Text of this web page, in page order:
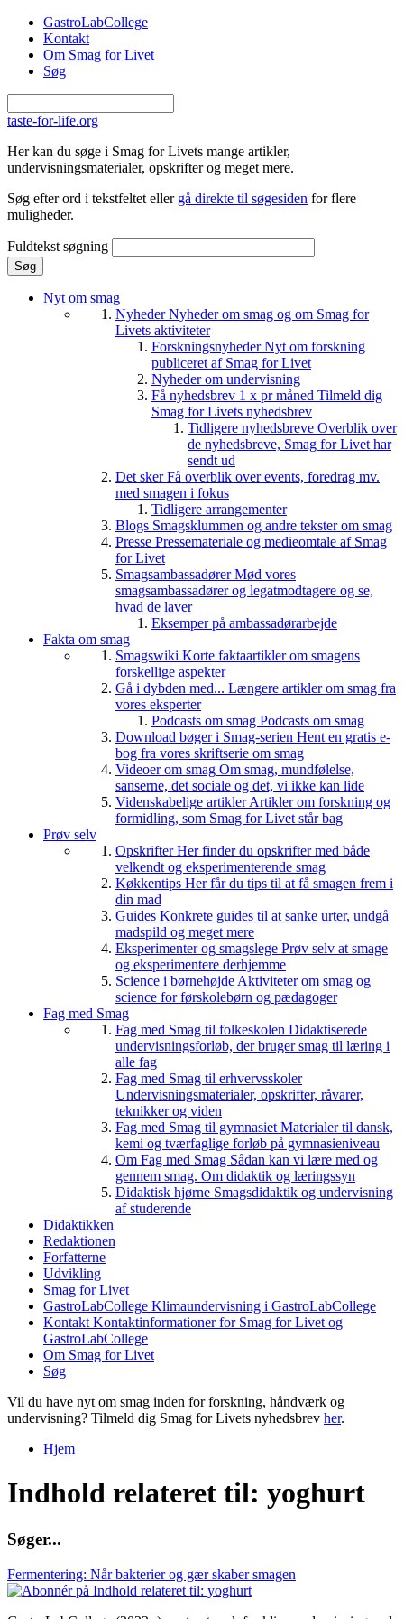
Gå til hovedindhold
GastroLabCollege
Kontakt
Om Smag for Livet
Søg
taste-for-life.org
Her kan du søge i Smag for Livets mange artikler,
undervisningsmaterialer, opskrifter og meget mere.
Søg efter ord i tekstfeltet eller gå direkte til søgesiden for flere
muligheder.
Fuldtekst søgning
Nyt om smag
NyhederNyheder om smag og om Smag for
Livets aktiviteter
ForskningsnyhederNyt om forskning
publiceret af Smag for Livet
Nyheder om undervisning
Få nyhedsbrev 1 x pr måned Tilmeld dig
Smag for Livets nyhedsbrev
Tidligere nyhedsbreve Overblik over
de nyhedsbreve, Smag for Livet har
sendt ud
Det skerFå overblik over events, foredrag mv.
med smagen i fokus
Tidligere arrangementer
Blogs Smagsklummen og andre tekster om smag
Presse Pressemateriale og medieomtale af Smag
for Livet
SmagsambassadørerMød vores
smagsambassadører og legatmodtagere og se,
hvad de laver
Eksemper på ambassadørarbejde
Fakta om smag
Smagswiki Korte faktaartikler om smagens
forskellige aspekter
Gå i dybden med... Længere artikler om smag fra
vores eksperter
Podcasts om smag Podcasts om smag
Download bøger i Smag-serien Hent en gratis e-
bog fra vores skriftserie om smag
Videoer om smag Om smag, mundfølelse,
sanserne, det sociale og det, vi ikke kan lide
Videnskabelige artiklerArtikler om forskning og
formidling, som Smag for Livet står bag
Prøv selv
OpskrifterHer finder du opskrifter med både
velkendt og eksperimenterende smag
Køkkentips Her får du tips til at få smagen frem i
din mad
Guides Konkrete guides til at sanke urter, undgå
madspild og meget mere
Eksperimenter og smagslege Prøv selv at smage
og eksperimentere derhjemme
Science i børnehøjde Aktiviteter om smag og
science for førskolebørn og pædagoger
Fag med Smag
Fag med Smag til folkeskolen Didaktiserede
undervisningsforløb, der bruger smag til læring i
alle fag
Fag med Smag til erhvervsskoler
Undervisningsmaterialer, opskrifter, råvarer,
teknikker og viden
Fag med Smag til gymnasiet Materialer til dansk,
kemi og tværfaglige forløb på gymnasieniveau
Om Fag med Smag Sådan kan vi lære med og
gennem smag. Om didaktik og læringssyn
Didaktisk hjørne Smagsdidaktik og undervisning
af studerende
Didaktikken
Redaktionen
Forfatterne
Udvikling
Smag for Livet
GastroLabCollege Klimaundervisning i GastroLabCollege
Kontakt Kontaktinformationer for Smag for Livet og
GastroLabCollege
Om Smag for Livet
Søg
Vil du have nyt om smag inden for forskning, håndværk og
undervisning? Tilmeld dig Smag for Livets nyhedsbrev her.
Hjem
Indhold relateret til: yoghurt
Søger...
Fermentering: Når bakterier og gær skaber smagen